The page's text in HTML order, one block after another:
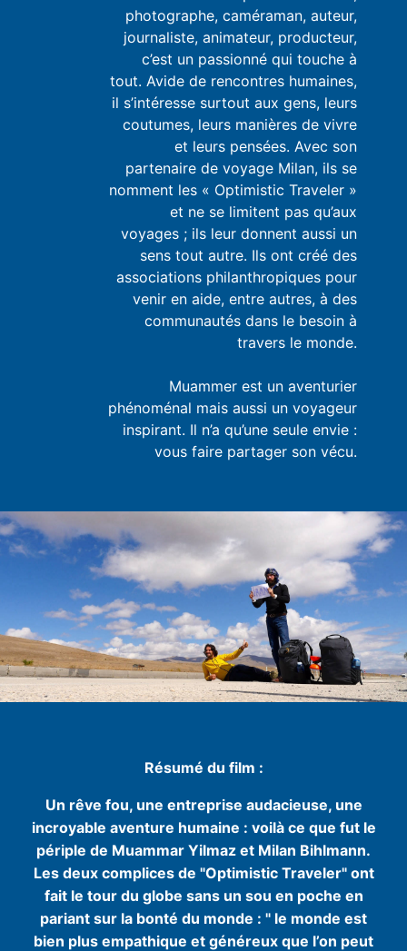
photographe, caméraman, auteur,
journaliste, animateur, producteur,
c’est un passionné qui touche à
tout. Avide de rencontres humaines,
il s’intéresse surtout aux gens, leurs
coutumes, leurs manières de vivre
et leurs pensées. Avec son
partenaire de voyage Milan, ils se
nomment les « Optimistic Traveler »
et ne se limitent pas qu’aux
voyages ; ils leur donnent aussi un
sens tout autre. Ils ont créé des
associations philanthropiques pour
venir en aide, entre autres, à des
communautés dans le besoin à
travers le monde.
Muammer est un aventurier
phénoménal mais aussi un voyageur
inspirant. Il n’a qu’une seule envie :
vous faire partager son vécu.
Résumé du film :
Un rêve fou, une entreprise audacieuse, une
incroyable aventure humaine : voilà ce que fut le
périple de Muammar Yilmaz et Milan Bihlmann.
Les deux complices de "Optimistic Traveler" ont
fait le tour du globe sans un sou en poche en
pariant sur la bonté du monde : " le monde est
bien plus empathique et généreux que l’on peut